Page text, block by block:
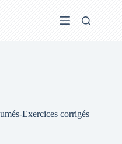
Exercices corrigés